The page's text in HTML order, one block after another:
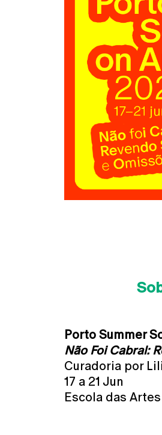
Porto Summer
Não Foi Cabral:
Curadoria por
17 a 21 Jun
Escola das